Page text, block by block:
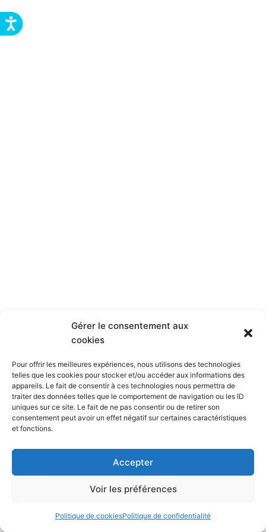
Gérer le consentement aux
cookies
Pour offrir les meilleures expériences, nous utilisons des technologies
telles que les cookies pour stocker et/ou accéder aux informations des
appareils. Le fait de consentir à ces technologies nous permettra de
traiter des données telles que le comportement de navigation ou les ID
uniques sur ce site. Le fait de ne pas consentir ou de retirer son
consentement peut avoir un effet négatif sur certaines caractéristiques
et fonctions.
Accepter
Voir les préférences
Politique de cookiesPolitique de confidentialité